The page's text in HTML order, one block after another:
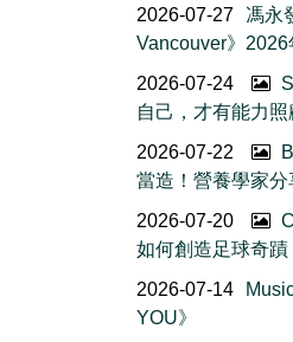
2026-07-27
馮永
Vancouver》
2026-07-24
自己，才有能力照
2026-07-22
當造！營養學家
2026-07-20
如何創造足球奇蹟
2026-07-14
YOU》